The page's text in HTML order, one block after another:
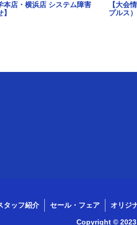
本店・横浜店 システム障害
【大会
プルス
タッフ紹介 セール・フェア オリジ
Copyright © 2023